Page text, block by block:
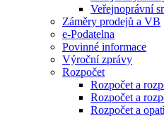
Veřejnoprávní
Záměry prodejů a VB
e-Podatelna
Povinné informace
Výroční zprávy
Rozpočet
Rozpočet a
Rozpočet a
Rozpočet a